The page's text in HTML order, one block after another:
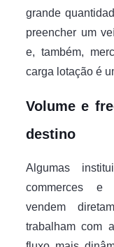
grande
preencher um
e, também,
carga lotação é
Volume e
destino
Algumas
commerces e
vendem
trabalham com